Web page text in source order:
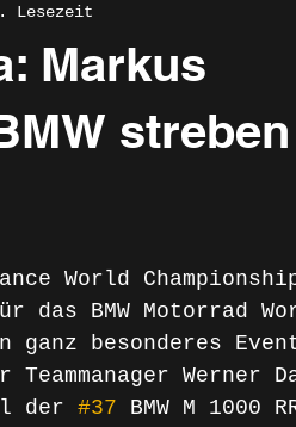
Markus
Lesezeit
World
BMW Motorrad
besonderes
Werner
der #37 BMW M 1000